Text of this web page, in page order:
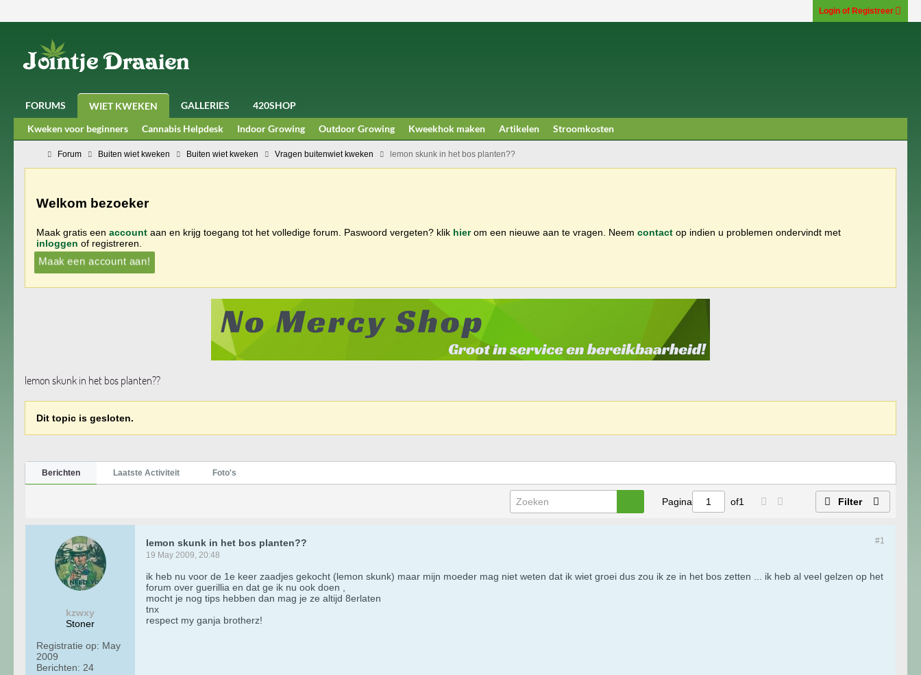
Login of Registreer
FORUMS WIET KWEKEN GALLERIES
420SHOP
Kweken voor beginners
Cannabis Helpdesk Indoor Growing Outdoor Growing Kweekhok maken Artikelen Stroomkosten
Forum Buiten wiet kweken Buiten wiet kweken Vragen buitenwiet kweken lemon skunk in het bos planten??
Welkom bezoeker
Maak gratis een account aan en krijg toegang tot het volledige forum. Paswoord vergeten? klik hierom een nieuwe aan te vragen. Neem contact op indien u problemen ondervindt met
inloggen of registreren.
Maak een account aan!
lemon skunk in het bos planten??
Dit topic is gesloten.
Berichten Laatste Activiteit Foto's
Pagina of1 Filter
kzwxy
Stoner
Registratie op: May
2009
Berichten: 24
#1
lemon skunk in het bos planten??
19 May 2009, 20:48
ik heb nu voor de 1e keer zaadjes gekocht (lemon skunk) maar mijn moeder mag niet weten dat ik wiet groei dus zou ik ze in het bos zetten ... ik heb al veel gelzen op het
forum over guerillia en dat ge ik nu ook doen ,
mocht je nog tips hebben dan mag je ze altijd 8erlaten
tnx
respect my ganja brotherz!